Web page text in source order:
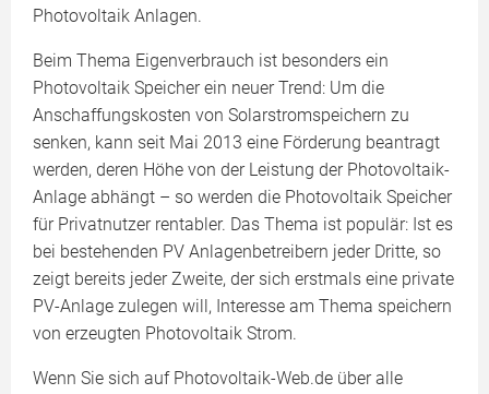
Photovoltaik Anlagen.
Beim Thema Eigenverbrauch ist besonders ein
Photovoltaik Speicher ein neuer Trend: Um die
Anschaffungskosten von Solarstromspeichern zu
senken, kann seit Mai 2013 eine Förderung beantragt
werden, deren Höhe von der Leistung der Photovoltaik-
Anlage abhängt – so werden die Photovoltaik Speicher
für Privatnutzer rentabler. Das Thema ist populär: Ist es
bei bestehenden PV Anlagenbetreibern jeder Dritte, so
zeigt bereits jeder Zweite, der sich erstmals eine private
PV-Anlage zulegen will, Interesse am Thema speichern
von erzeugten Photovoltaik Strom.
Wenn Sie sich auf Photovoltaik-Web.de über alle